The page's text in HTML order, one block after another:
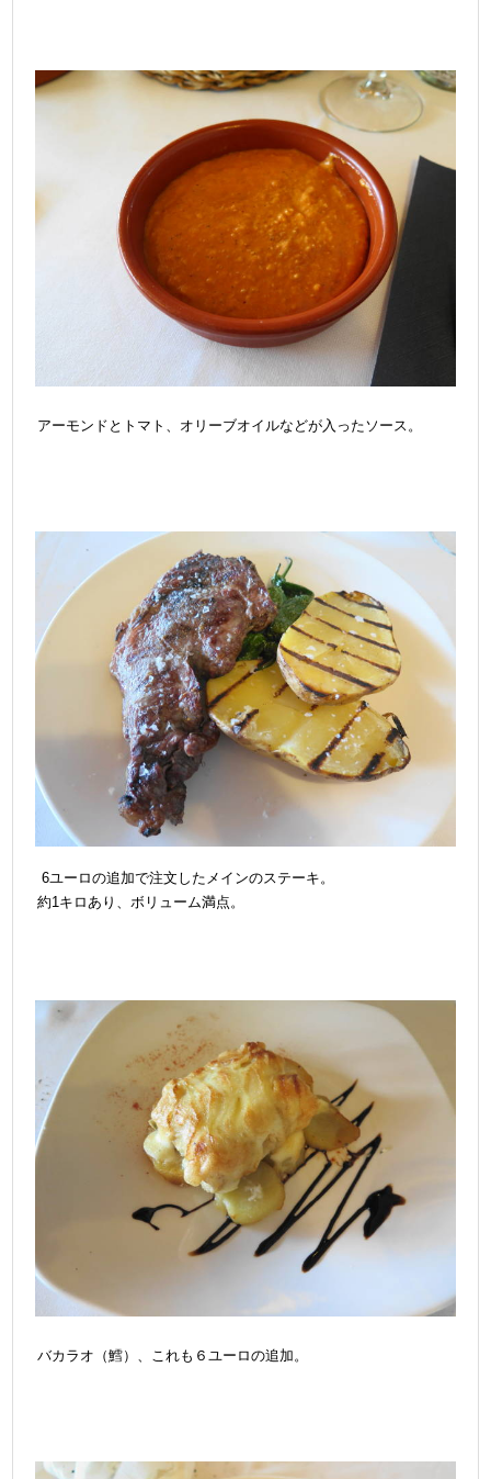
アーモンドとトマト、オリーブオイルなどが入ったソース。
6ユーロの追加で注文したメインのステーキ。
約1キロあり、ボリューム満点。
バカラオ（鱈）、これも６ユーロの追加。